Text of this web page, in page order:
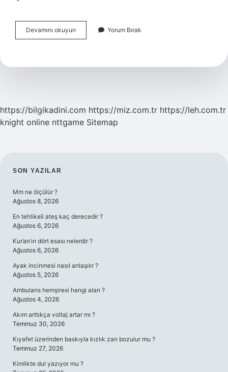
Devamını okuyun
Kokusuna
Konur
Yorum Bırak
https://bilgikadini.com https://miz.com.tr https://leh.com.tr
knight online nttgame Sitemap
SIDEBAR
SON YAZILAR
Mm ne ölçülür ?
Ağustos 8, 2026
En tehlikeli ateş kaç derecedir ?
Ağustos 6, 2026
Kur’an’ın dört esası nelerdir ?
Ağustos 6, 2026
Ayak incinmesi nasıl anlaşılır ?
Ağustos 5, 2026
Ambulans hemşiresi hangi alan ?
Ağustos 4, 2026
Akım arttıkça voltaj artar mı ?
Temmuz 30, 2026
Kıyafet üzerinden baskıyla kızlık zarı bozulur mu ?
Temmuz 27, 2026
Kimlikte dul yazıyor mu ?